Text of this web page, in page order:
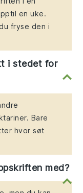
en uke.
fryse den i
i stedet for
Bare
hvor søt
med?